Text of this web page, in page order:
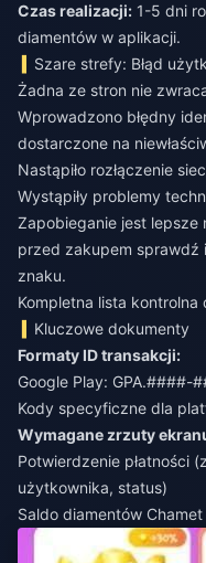
Czas realizacji: 1-5 dni
diamentów w aplikacji.
Szare strefy: Błąd
Żadna ze stron nie
Wprowadzono błędny
dostarczone na
Nastąpiło rozłączenie
Wystąpiły problemy
Zapobieganie jest lepsze
przed zakupem
znaku.
Kompletna lista kontrolna
Kluczowe dokumenty
Formaty ID transakcji:
Google Play:
Kody specyficzne dla
Wymagane zrzuty
Potwierdzenie płatności
użytkownika, status)
Saldo diamentów